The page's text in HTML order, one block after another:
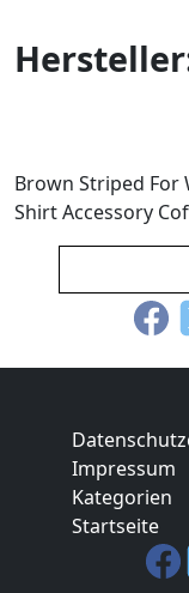
Brown Striped For
Shirt Accessory
Impressum
Kategorien
Startseite